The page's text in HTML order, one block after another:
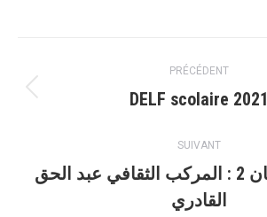
article
PRÉCÉDENT
Article
:
DELF scolaire 2021
SUIVANT
Article
suivant
مؤسسة إحسان 2 : المركب الثقافي عبد الحق
القادري